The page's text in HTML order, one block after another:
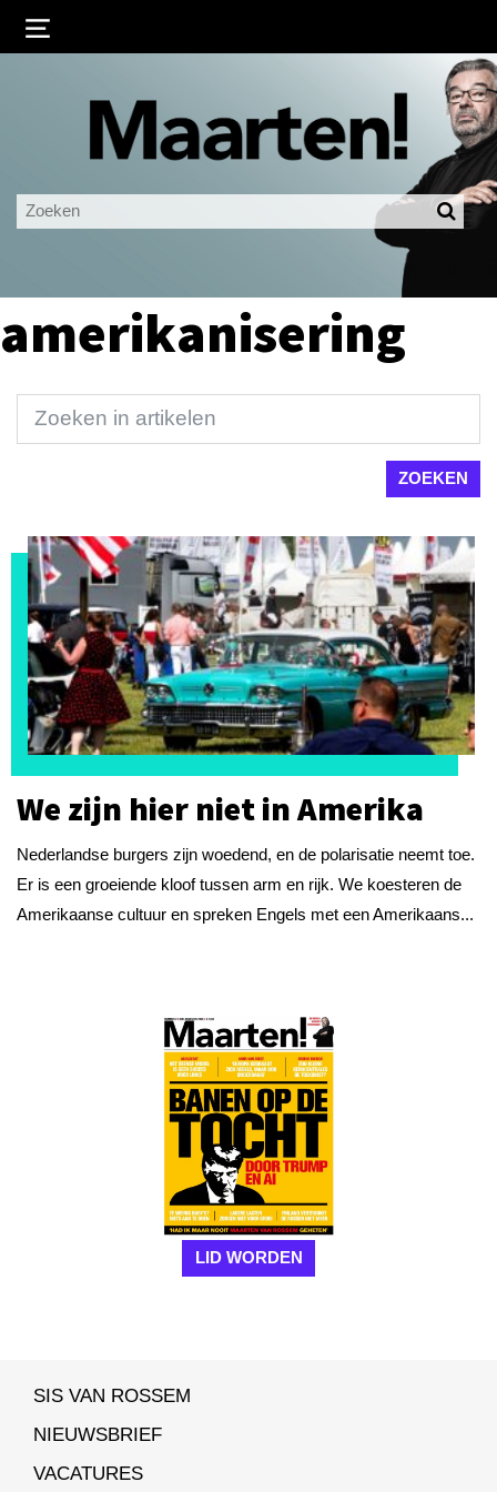
Ingelogd blijven
LOGIN
amerikanisering
We zijn hier niet in Amerika
Nederlandse burgers zijn woedend, en de polarisatie neemt toe.
Er is een groeiende kloof tussen arm en rijk. We koesteren de
Amerikaanse cultuur en spreken Engels met een Amerikaans...
LID WORDEN
SIS VAN ROSSEM
NIEUWSBRIEF
VACATURES